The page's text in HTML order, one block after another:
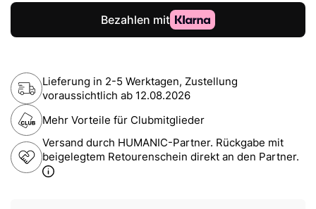
Lieferung in 2-5 Werktagen, Zustellung
voraussichtlich ab 12.08.2026
Mehr Vorteile für Clubmitglieder
Versand durch HUMANIC-Partner. Rückgabe mit
beigelegtem Retourenschein direkt an den Partner.